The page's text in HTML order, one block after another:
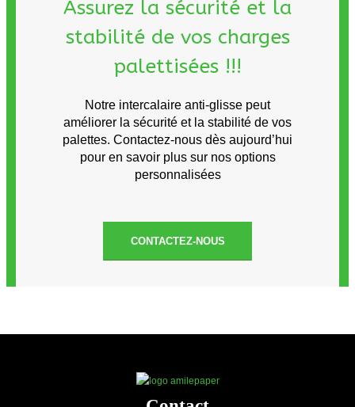
Assurez la sécurité et la
stabilité de vos charges
palettisées !!!
Notre intercalaire anti-glisse peut
améliorer la sécurité et la stabilité de vos
palettes. Contactez-nous dès aujourd’hui
pour en savoir plus sur nos options
personnalisées
CONTACTEZ-NOUS